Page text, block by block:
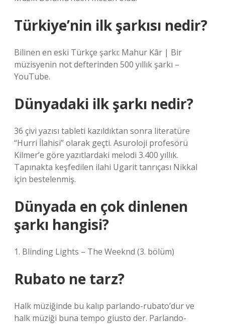
Türkiye’nin ilk şarkısı nedir?
Bilinen en eski Türkçe şarkı: Mahur Kâr | Bir
müzisyenin not defterinden 500 yıllık şarkı –
YouTube.
Dünyadaki ilk şarkı nedir?
36 çivi yazısı tableti kazıldıktan sonra literatüre
“Hurri İlahisi” olarak geçti. Asuroloji profesörü
Kilmer’e göre yazıtlardaki melodi 3.400 yıllık.
Tapınakta keşfedilen ilahi Ugarit tanrıçası Nikkal
için bestelenmiş.
Dünyada en çok dinlenen
şarkı hangisi?
1. Blinding Lights – The Weeknd (3. bölüm)
Rubato ne tarz?
Halk müziğinde bu kalıp parlando-rubato’dur ve
halk müziği buna tempo giusto der. Parlando-